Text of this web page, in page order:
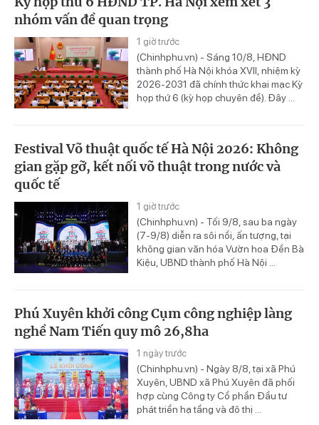
nhóm vấn đề quan trọng
1 giờ trước
(Chinhphu.vn) - Sáng 10/8, HĐND
thành phố Hà Nội khóa XVII, nhiệm kỳ
2026-2031 đã chính thức khai mạc Kỳ
họp thứ 6 (kỳ họp chuyên đề). Đây ...
Festival Võ thuật quốc tế Hà Nội 2026: Không
gian gặp gỡ, kết nối võ thuật trong nước và
quốc tế
1 giờ trước
(Chinhphu.vn) - Tối 9/8, sau ba ngày
(7-9/8) diễn ra sôi nổi, ấn tượng, tại
không gian văn hóa Vườn hoa Đền Bà
Kiệu, UBND thành phố Hà Nội ...
Phú Xuyên khởi công Cụm công nghiệp làng
nghề Nam Tiến quy mô 26,8ha
1 ngày trước
(Chinhphu.vn) - Ngày 8/8, tại xã Phú
Xuyên, UBND xã Phú Xuyên đã phối
hợp cùng Công ty Cổ phần Đầu tư
phát triển hạ tầng và đô thị ...